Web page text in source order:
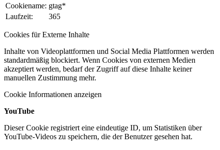
Cookiename: gtag*
Laufzeit:
365
Cookies für Externe Inhalte
Inhalte von Videoplattformen und Social Media Plattformen werden
standardmäßig blockiert. Wenn Cookies von externen Medien
akzeptiert werden, bedarf der Zugriff auf diese Inhalte keiner
manuellen Zustimmung mehr.
Cookie Informationen anzeigen
YouTube
Dieser Cookie registriert eine eindeutige ID, um Statistiken über
YouTube-Videos zu speichern, die der Benutzer gesehen hat.